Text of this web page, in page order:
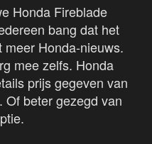
Honda Fireblade
bang dat het
Honda-nieuws.
mee zelfs. Honda
prijs gegeven van
Of beter gezegd van